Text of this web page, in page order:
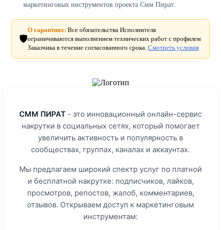
маркетинговых инструментов проекта Смм Пират.
🛡️
О гарантиях: Все обязательства Исполнителя
ограничиваются выполнением технических работ с профилем
Заказчика в течение согласованного срока. Смотреть условия
СММ ПИРАТ - это инновационный онлайн-сервис
накрутки в социальных сетях, который помогает
увеличить активность и популярность в
сообществах, группах, каналах и аккаунтах.
Мы предлагаем широкий спектр услуг по платной
и бесплатной накрутке: подписчиков, лайков,
просмотров, репостов, жалоб, комментариев,
отзывов. Открываем доступ к маркетинговым
инструментам: